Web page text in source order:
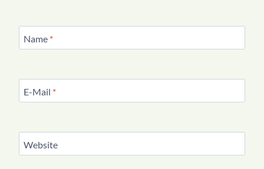
Name *
E-Mail *
Website